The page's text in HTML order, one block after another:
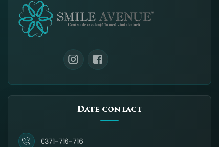
Date contact
0371-716-716